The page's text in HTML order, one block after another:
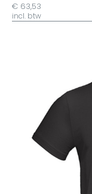
€ 63,53
incl. btw